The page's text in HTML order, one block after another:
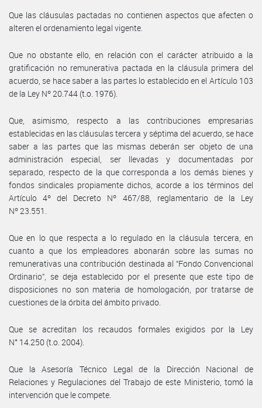
Que las cláusulas pactadas no contienen aspectos que afecten o
alteren el ordenamiento legal vigente.
Que no obstante ello, en relación con el carácter atribuido a la
gratificación no remunerativa pactada en la cláusula primera del
acuerdo, se hace saber a las partes lo establecido en el Artículo 103
de la Ley Nº 20.744 (t.o. 1976).
Que, asimismo, respecto a las contribuciones empresarias
establecidas en las cláusulas tercera y séptima del acuerdo, se hace
saber a las partes que las mismas deberán ser objeto de una
administración especial, ser llevadas y documentadas por
separado, respecto de la que corresponda a los demás bienes y
fondos sindicales propiamente dichos, acorde a los términos del
Artículo 4º del Decreto Nº 467/88, reglamentario de la Ley
Nº 23.551.
Que en lo que respecta a lo regulado en la cláusula tercera, en
cuanto a que los empleadores abonarán sobre las sumas no
remunerativas una contribución destinada al “Fondo Convencional
Ordinario”, se deja establecido por el presente que este tipo de
disposiciones no son materia de homologación, por tratarse de
cuestiones de la órbita del ámbito privado.
Que se acreditan los recaudos formales exigidos por la Ley
N° 14.250 (t.o. 2004).
Que la Asesoría Técnico Legal de la Dirección Nacional de
Relaciones y Regulaciones del Trabajo de este Ministerio, tomó la
intervención que le compete.